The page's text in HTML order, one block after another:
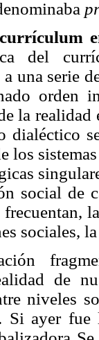
del
una serie
orden
la
dialéctico
los
social de
sociales,
de
niveles
Si ayer